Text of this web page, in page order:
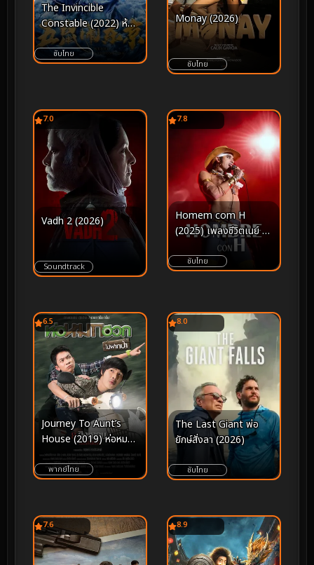
The Invincible
Constable (2022) ห้า
หนูคะนองกรุง
ซับไทย
Monay (2026)
ซับไทย
7.0
Vadh 2 (2026)
Soundtrack
7.8
Homem com H
(2025) เพลงชีวิตเนย์ มา
ซับไทย
6.5
Journey To Aunt’s
House (2019) ห่อหมกฮ
วกไปฝากป้า
พากย์ไทย
8.0
The Last Giant พ่อ
ยักษ์สั่งลา (2026)
ซับไทย
7.6 8.9